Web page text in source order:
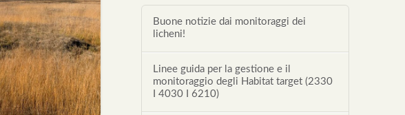
Buone notizie dai monitoraggi dei
licheni!
Linee guida per la gestione e il
monitoraggio degli Habitat target (2330
I 4030 I 6210)